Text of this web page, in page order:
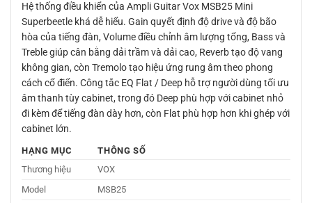
Hệ thống điều khiển của Ampli Guitar Vox MSB25 Mini
Superbeetle khá dễ hiểu. Gain quyết định độ drive và độ bão
hòa của tiếng đàn, Volume điều chỉnh âm lượng tổng, Bass và
Treble giúp cân bằng dải trầm và dải cao, Reverb tạo độ vang
không gian, còn Tremolo tạo hiệu ứng rung âm theo phong
cách cổ điển. Công tắc EQ Flat / Deep hỗ trợ người dùng tối ưu
âm thanh tùy cabinet, trong đó Deep phù hợp với cabinet nhỏ
đi kèm để tiếng đàn dày hơn, còn Flat phù hợp hơn khi ghép với
cabinet lớn.
HẠNG MỤC
THÔNG SỐ
Thương hiệu
VOX
Model
MSB25